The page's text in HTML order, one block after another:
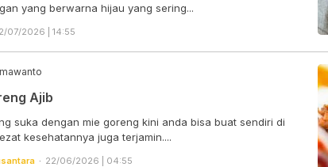
yang berwarna hijau yang sering...
07/2026 | 14:55
Ajib
suka dengan mie goreng kini anda bisa buat sendiri di
kesehatannya juga terjamin....
22/06/2026 | 04:55